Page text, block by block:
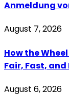
Anmeldung
August 7, 2026
How the
Fair, Fast,
August 6, 2026